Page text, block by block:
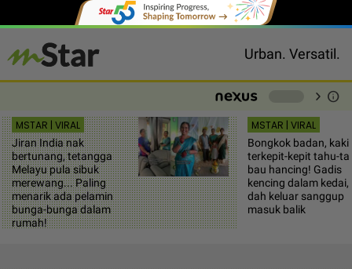
Urban. Versatil.
chevron_right info
MSTAR | VIRAL
Jiran India nak
bertunang, tetangga
Melayu pula sibuk
merewang... Paling
menarik ada pelamin
bunga-bunga dalam
rumah!
MSTAR | VIRAL
Bongkok badan, kaki
terkepit-kepit tahu-
bau hancing! Gadis
kencing dalam kedai,
dah keluar sanggup
masuk balik